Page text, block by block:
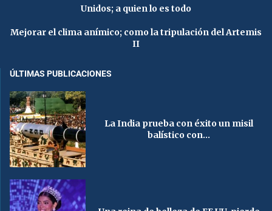
Unidos; a quien lo es todo
Mejorar el clima anímico; como la tripulación del Artemis
II
ÚLTIMAS PUBLICACIONES
La India prueba con éxito un misil
balístico con...